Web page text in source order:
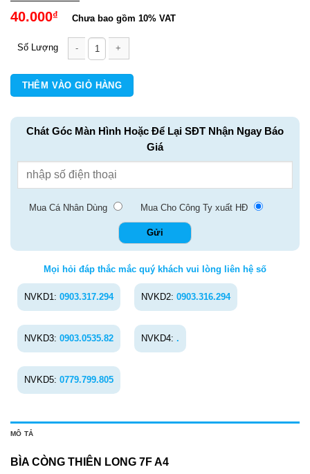
40.000₫ Chưa bao gồm 10% VAT
THÊM VÀO GIỎ HÀNG
Chát Góc Màn Hình Hoặc Để Lại SĐT Nhận Ngay Báo
Giá
Mua Cá Nhân Dùng Mua Cho Công Ty xuất HĐ
Mọi hỏi đáp thắc mắc quý khách vui lòng liên hệ số
NVKD1: 0903.317.294 NVKD2: 0903.316.294
NVKD3: 0903.0535.82 NVKD4: .
NVKD5: 0779.799.805
MÔ TẢ
BÌA CÒNG THIÊN LONG 7F A4